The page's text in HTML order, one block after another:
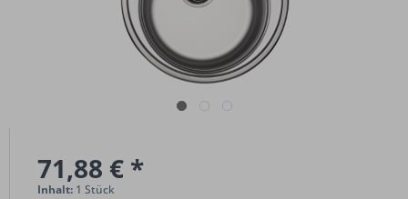
71,88 € *
Inhalt: 1 Stück